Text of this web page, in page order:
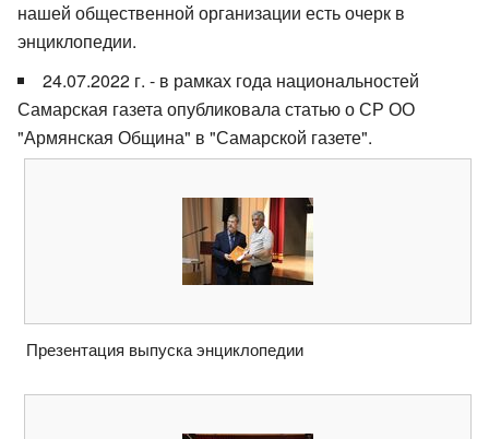
нашей общественной организации есть очерк в
энциклопедии.
24.07.2022 г. - в рамках года национальностей
Самарская газета опубликовала статью о СР ОО
"Армянская Община" в "Самарской газете".
Презентация выпуска энциклопедии